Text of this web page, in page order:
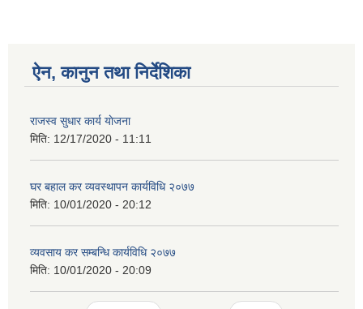
ऐन, कानुन तथा निर्देशिका
राजस्व सुधार कार्य याेजना
मिति: 12/17/2020 - 11:11
घर बहाल कर व्यवस्थापन कार्यविधि २०७७
मिति: 10/01/2020 - 20:12
व्यवसाय कर सम्बन्धि कार्यविधि २०७७
मिति: 10/01/2020 - 20:09